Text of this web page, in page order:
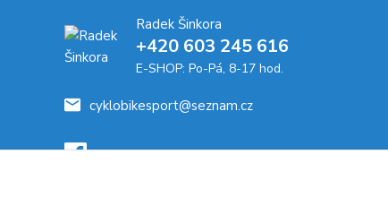
Radek Šinkora
+‭420 603 245 616‬
E-SHOP: Po-Pá, 8-17 hod.
cyklobikesport@seznam.cz